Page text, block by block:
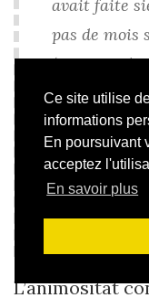
Ce site utilise
informations
En poursuivant
acceptez
En savoir plus
avait faite
pas de mois
(IFL 12, 17
[…]
moi sa
avait si bien
dans
reprises et
(IFL 12, 25
L’animositat